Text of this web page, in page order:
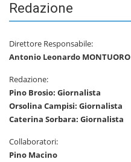
Redazione
Direttore Responsabile:
Antonio Leonardo MONTUORO
Redazione:
Pino Brosio: Giornalista
Orsolina Campisi: Giornalista
Caterina Sorbara: Giornalista
Collaboratori:
Pino Macino